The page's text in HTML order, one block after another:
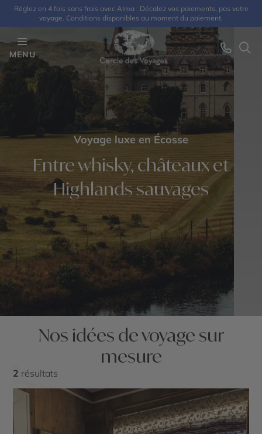
Réglez en 4 fois sans frais avec Alma : Décalez vos paiements, pas votre
voyage. Conditions disponibles au moment du paiement.
MENU
Voyage luxe en Écosse
Entre whisky, châteaux et
Highlands sauvages
Nos idées de voyage sur
mesure
2 résultats